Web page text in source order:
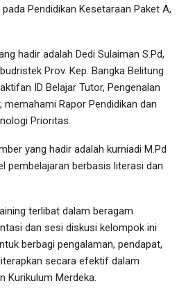
Pendidikan Kesetaraan Paket A,
hadir adalah Dedi Sulaiman S.Pd,
Prov. Kep. Bangka Belitung
ID Belajar Tutor, Pengenalan
Rapor Pendidikan dan
Prioritas.
yang hadir adalah kurniadi M.Pd
pembelajaran berbasis literasi dan
terlibat dalam beragam
dan sesi diskusi kelompok ini
berbagi pengalaman, pendapat,
secara efektif dalam
Kurikulum Merdeka.